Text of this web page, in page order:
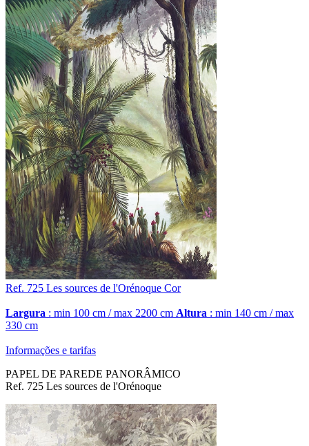
Ref. 725 Les sources de l'Orénoque Cor
Largura : min 100 cm / max 2200 cm Altura : min 140 cm / max
330 cm
Informações e tarifas
PAPEL DE PAREDE PANORÂMICO
Ref. 725 Les sources de l'Orénoque